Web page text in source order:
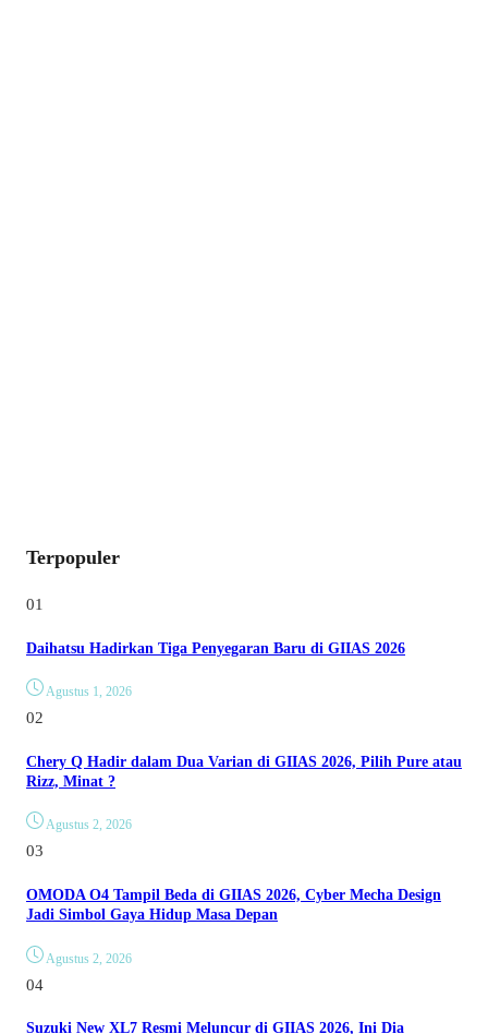
Terpopuler
01
Daihatsu Hadirkan Tiga Penyegaran Baru di GIIAS 2026
Agustus 1, 2026
02
Chery Q Hadir dalam Dua Varian di GIIAS 2026, Pilih Pure atau
Rizz, Minat ?
Agustus 2, 2026
03
OMODA O4 Tampil Beda di GIIAS 2026, Cyber Mecha Design
Jadi Simbol Gaya Hidup Masa Depan
Agustus 2, 2026
04
Suzuki New XL7 Resmi Meluncur di GIIAS 2026, Ini Dia